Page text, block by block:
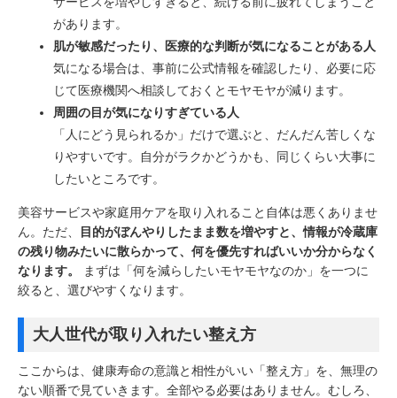
があります。
肌が敏感だったり、医療的な判断が気になることがある人
気になる場合は、事前に公式情報を確認したり、必要に応
じて医療機関へ相談しておくとモヤモヤが減ります。
周囲の目が気になりすぎている人
「人にどう見られるか」だけで選ぶと、だんだん苦しくな
りやすいです。自分がラクかどうかも、同じくらい大事に
したいところです。
美容サービスや家庭用ケアを取り入れること自体は悪くありませ
ん。ただ、
目的がぼんやりしたまま数を増やすと、情報が冷蔵庫
の残り物みたいに散らかって、何を優先すればいいか分からなく
なります。
まずは「何を減らしたいモヤモヤなのか」を一つに
絞ると、選びやすくなります。
大人世代が取り入れたい整え方
ここからは、健康寿命の意識と相性がいい「整え方」を、無理の
ない順番で見ていきます。全部やる必要はありません。むしろ、